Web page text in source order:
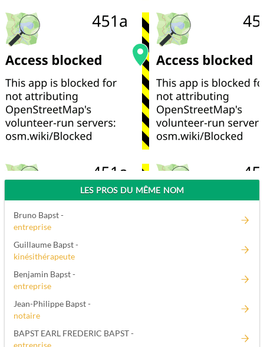
LES PROS DU MÊME NOM
Bruno Bapst -
entreprise
Guillaume Bapst -
kinésithérapeute
Benjamin Bapst -
entreprise
Jean-Philippe Bapst -
notaire
BAPST EARL FREDERIC BAPST -